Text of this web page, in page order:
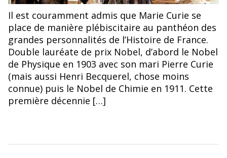
Il est couramment admis que Marie Curie se
place de manière plébiscitaire au panthéon des
grandes personnalités de l’Histoire de France.
Double lauréate de prix Nobel, d’abord le Nobel
de Physique en 1903 avec son mari Pierre Curie
(mais aussi Henri Becquerel, chose moins
connue) puis le Nobel de Chimie en 1911. Cette
première décennie […]